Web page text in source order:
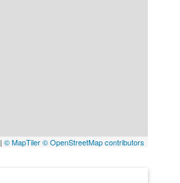
| © MapTiler© OpenStreetMap contributors